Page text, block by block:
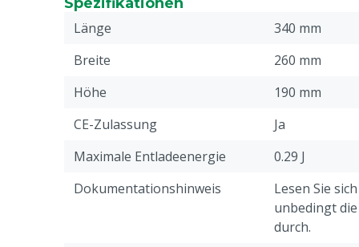
Benutzerfreundlich: innovative Schließtechnik
Immer sichtbar: sehr helles LED-Licht für klare
Länge
340 mm
Breite
260 mm
Höhe
190 mm
CE-Zulassung
Ja
Maximale Entladeenergie
0.29 J
Dokumentationshinweis
Lesen Sie
unbedingt
durch.